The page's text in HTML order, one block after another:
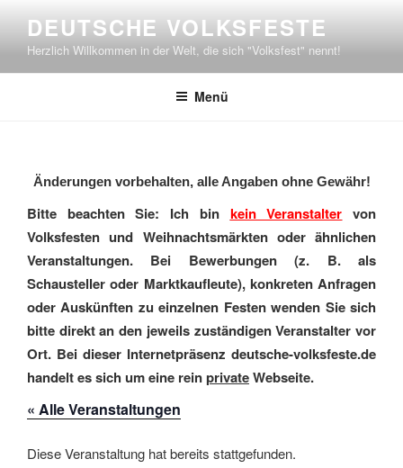
springen
DEUTSCHE VOLKSFESTE
Herzlich Willkommen in der Welt, die sich "Volksfest" nennt!
Menü
Änderungen vorbehalten, alle Angaben ohne Gewähr!
Bitte beachten Sie: Ich bin kein Veranstalter von
Volksfesten und Weihnachtsmärkten oder ähnlichen
Veranstaltungen. Bei Bewerbungen (z. B. als
Schausteller oder Marktkaufleute), konkreten Anfragen
oder Auskünften zu einzelnen Festen wenden Sie sich
bitte direkt an den jeweils zuständigen Veranstalter vor
Ort. Bei dieser Internetpräsenz deutsche-volksfeste.de
handelt es sich um eine reinprivateWebseite.
« Alle Veranstaltungen
Diese Veranstaltung hat bereits stattgefunden.